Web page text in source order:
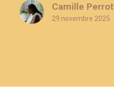
Camille Perrot
29 novembre 2025